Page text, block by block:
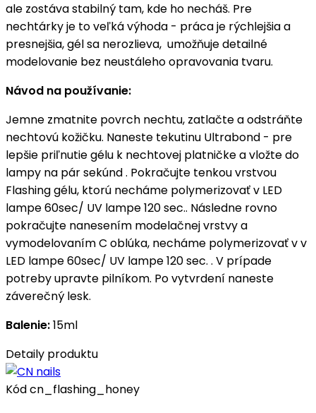
ale zostáva stabilný tam, kde ho necháš. Pre
nechtárky je to veľká výhoda - práca je rýchlejšia a
presnejšia, gél sa nerozlieva, umožňuje detailné
modelovanie bez neustáleho opravovania tvaru.
Návod na používanie:
Jemne zmatnite povrch nechtu, zatlačte a odstráňte
nechtovú kožičku. Naneste tekutinu Ultrabond - pre
lepšie priľnutie gélu k nechtovej platničke a vložte do
lampy na pár sekúnd . Pokračujte tenkou vrstvou
Flashing gélu, ktorú necháme polymerizovať v LED
lampe 60sec/ UV lampe 120 sec.. Následne rovno
pokračujte nanesením modelačnej vrstvy a
vymodelovaním C oblúka, necháme polymerizovať v v
LED lampe 60sec/ UV lampe 120 sec. . V prípade
potreby upravte pilníkom. Po vytvrdení naneste
záverečný lesk.
Balenie:15ml
Detaily produktu
Kódcn_flashing_honey